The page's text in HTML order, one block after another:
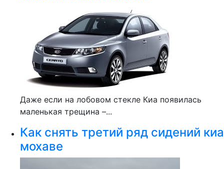
Даже если на лобовом стекле Киа появилась
маленькая трещина –...
Как снять третий ряд сидений киа
мохаве